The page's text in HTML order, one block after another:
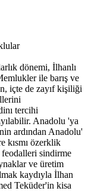
dönemi, İlhanlı
ile barış ve
içte de zayıf kişiliği
tercihi
Anadolu 'ya
ardından Anadolu'
kısmı özerklik
sindirme
ve üretim
kaydıyla İlhan
Teküder'in kisa